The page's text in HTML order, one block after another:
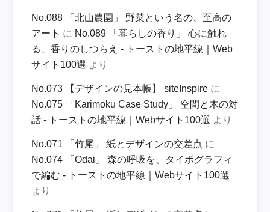
No.088 「北山農園」 野菜という名の、至高の
アート に No.089 「暮らしの香り」 心に触れ
る、香りのしつらえ - トーストの地平線｜Web
サイト100選 より
No.073 【デザインの見本帳】 siteInspire に
No.075 「Karimoku Case Study」 空間と木の対
話 - トーストの地平線｜Webサイト100選 より
No.071 「竹尾」 紙とデザインの交差点 に
No.074 「Odai」 森の呼吸を、タイポグラフィ
で編む - トーストの地平線｜Webサイト100選
より